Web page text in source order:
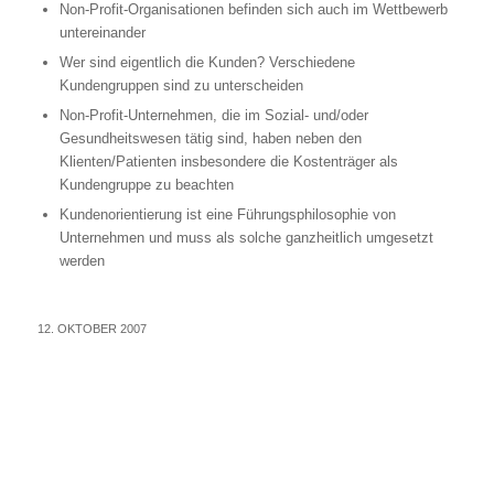
Non-Profit-Organisationen befinden sich auch im Wettbewerb
untereinander
Wer sind eigentlich die Kunden? Verschiedene
Kundengruppen sind zu unterscheiden
Non-Profit-Unternehmen, die im Sozial- und/oder
Gesundheitswesen tätig sind, haben neben den
Klienten/Patienten insbesondere die Kostenträger als
Kundengruppe zu beachten
Kundenorientierung ist eine Führungsphilosophie von
Unternehmen und muss als solche ganzheitlich umgesetzt
werden
12. OKTOBER 2007